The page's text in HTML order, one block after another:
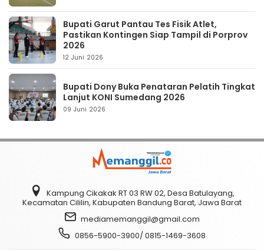
Bupati Garut Pantau Tes Fisik Atlet,
Pastikan Kontingen Siap Tampil di Porprov
2026
12 Juni 2026
Bupati Dony Buka Penataran Pelatih Tingkat
Lanjut KONI Sumedang 2026
09 Juni 2026
Kampung Cikakak RT 03 RW 02, Desa Batulayang,
Kecamatan Cililin, Kabupaten Bandung Barat, Jawa Barat
mediamemanggil@gmail.com
0856-5900-3900/ 0815-1469-3608